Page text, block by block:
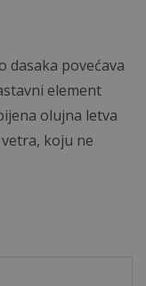
dasaka povećava
element
olujna letva
koju ne